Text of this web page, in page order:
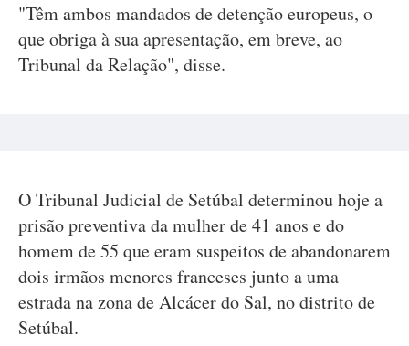
"Têm ambos mandados de detenção europeus, o
que obriga à sua apresentação, em breve, ao
Tribunal da Relação", disse.
O Tribunal Judicial de Setúbal determinou hoje a
prisão preventiva da mulher de 41 anos e do
homem de 55 que eram suspeitos de abandonarem
dois irmãos menores franceses junto a uma
estrada na zona de Alcácer do Sal, no distrito de
Setúbal.